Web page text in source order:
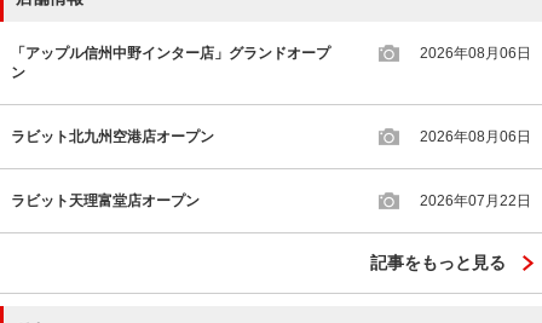
「アップル信州中野インター店」グランドオープ
ン
2026年08月06日
ラビット北九州空港店オープン 2026年08月06日
ラビット天理富堂店オープン 2026年07月22日
記事をもっと見る